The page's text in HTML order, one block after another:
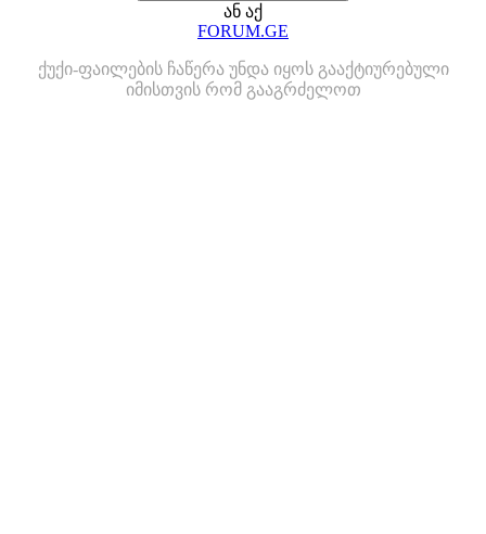
ან აქ
FORUM.GE
ქუქი-ფაილების ჩაწერა უნდა იყოს გააქტიურებული
იმისთვის რომ გააგრძელოთ